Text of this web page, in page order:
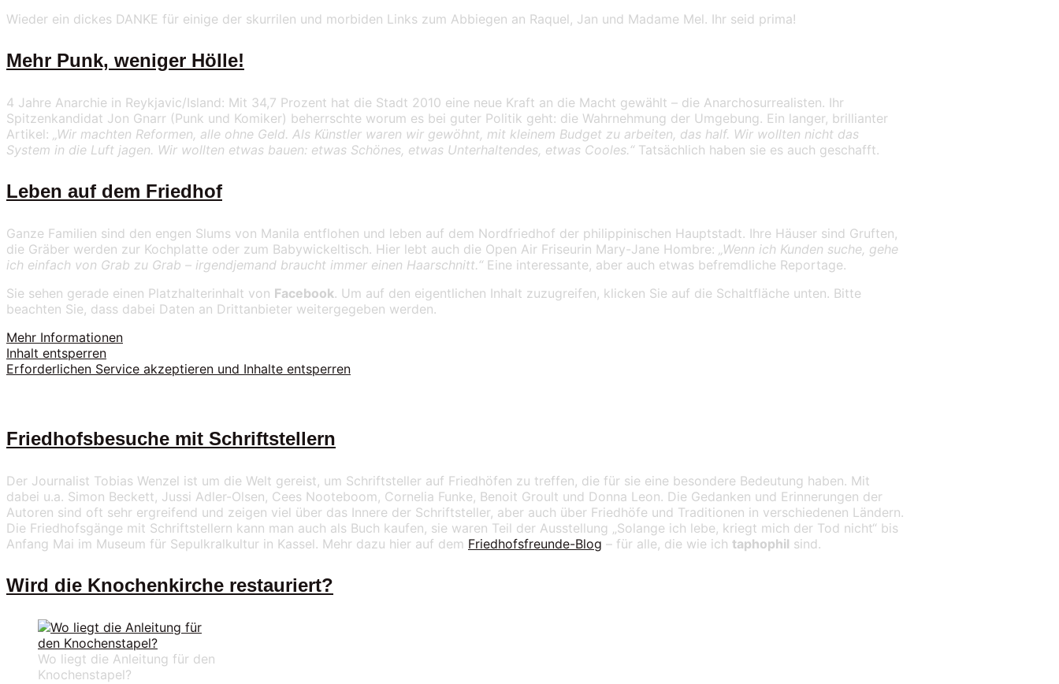
Wieder ein dickes DANKE für einige der skurrilen und morbiden Links zum Abbiegen an Raquel, Jan und Madame Mel. Ihr seid prima!
Mehr Punk, weniger Hölle!
4 Jahre Anarchie in Reykjavic/Island: Mit 34,7 Prozent hat die Stadt 2010 eine neue Kraft an die Macht gewählt – die Anarchosurrealisten. Ihr
Spitzenkandidat Jon Gnarr (Punk und Komiker) beherrschte worum es bei guter Politik geht: die Wahrnehmung der Umgebung. Ein langer, brillianter
Artikel: „Wir machten Reformen, alle ohne Geld. Als Künstler waren wir gewöhnt, mit kleinem Budget zu arbeiten, das half. Wir wollten nicht das
System in die Luft jagen. Wir wollten etwas bauen: etwas Schönes, etwas Unterhaltendes, etwas Cooles.“Tatsächlich haben sie es auch geschafft.
Leben auf dem Friedhof
Ganze Familien sind den engen Slums von Manila entflohen und leben auf dem Nordfriedhof der philippinischen Hauptstadt. Ihre Häuser sind Gruften,
die Gräber werden zur Kochplatte oder zum Babywickeltisch. Hier lebt auch die Open Air Friseurin Mary-Jane Hombre: „Wenn ich Kunden suche, gehe
ich einfach von Grab zu Grab – irgendjemand braucht immer einen Haarschnitt.“ Eine interessante, aber auch etwas befremdliche Reportage.
Sie sehen gerade einen Platzhalterinhalt von Facebook. Um auf den eigentlichen Inhalt zuzugreifen, klicken Sie auf die Schaltfläche unten. Bitte
beachten Sie, dass dabei Daten an Drittanbieter weitergegeben werden.
Mehr Informationen
Inhalt entsperren
Erforderlichen Service akzeptieren und Inhalte entsperren
Friedhofsbesuche mit Schriftstellern
Der Journalist Tobias Wenzel ist um die Welt gereist, um Schriftsteller auf Friedhöfen zu treffen, die für sie eine besondere Bedeutung haben. Mit
dabei u.a. Simon Beckett, Jussi Adler-Olsen, Cees Nooteboom, Cornelia Funke, Benoit Groult und Donna Leon. Die Gedanken und Erinnerungen der
Autoren sind oft sehr ergreifend und zeigen viel über das Innere der Schriftsteller, aber auch über Friedhöfe und Traditionen in verschiedenen Ländern.
Die Friedhofsgänge mit Schriftstellern kann man auch als Buch kaufen, sie waren Teil der Ausstellung „Solange ich lebe, kriegt mich der Tod nicht“ bis
Anfang Mai im Museum für Sepulkralkultur in Kassel. Mehr dazu hier auf dem Friedhofsfreunde-Blog – für alle, die wie ich taphophil sind.
Wird die Knochenkirche restauriert?
Wo liegt die Anleitung für den
Knochenstapel?